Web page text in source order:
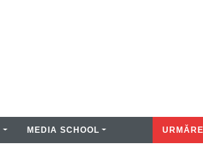
MEDIA SCHOOL